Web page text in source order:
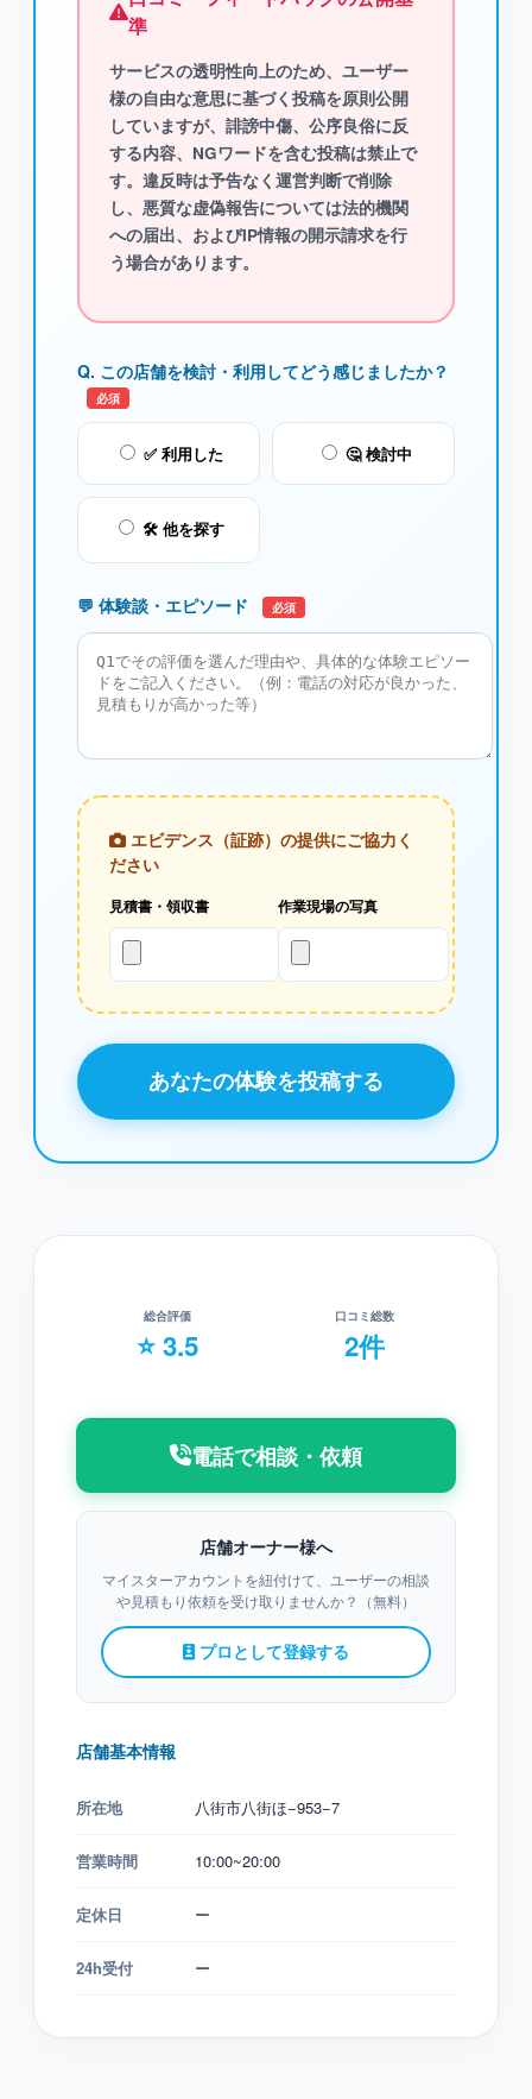
準
サービスの透明性向上のため、ユーザー
様の自由な意思に基づく投稿を原則公開
していますが、 誹謗中傷、公序良俗に反
する内容、NGワードを含む投稿は禁止で
す。違反時は予告なく運営判断で削除
し、悪質な虚偽報告については法的機関
への届出、およびIP情報の開示請求を行
う場合があります。
Q. この店舗を検討・利用してどう感じましたか？
必須
✅ 利用した 🤔 検討中
🛠️ 他を探す
💬 体験談・エピソード 必須
エビデンス（証跡）の提供にご協力く
ださい
見積書・領収書 作業現場の写真
あなたの体験を投稿する
総合評価
⭐ 3.5
口コミ総数
2件
電話で相談・依頼
店舗オーナー様へ
マイスターアカウントを紐付けて、ユーザーの相談
や見積もり依頼を受け取りませんか？（無料）
プロとして登録する
店舗基本情報
所在地 八街市八街ほ−953−7
営業時間 10:00~20:00
定休日 ー
24h受付 ー